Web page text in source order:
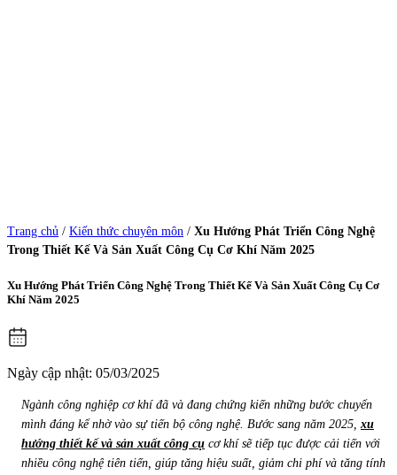
Trang chủ / Kiến thức chuyên môn / Xu Hướng Phát Triển Công Nghệ
Trong Thiết Kế Và Sản Xuất Công Cụ Cơ Khí Năm 2025
Xu Hướng Phát Triển Công Nghệ Trong Thiết Kế Và Sản Xuất Công Cụ Cơ
Khí Năm 2025
Ngày cập nhật: 05/03/2025
Ngành công nghiệp cơ khí đã và đang chứng kiến những bước chuyển
mình đáng kể nhờ vào sự tiến bộ công nghệ. Bước sang năm 2025, xu
hướng thiết kế và sản xuất công cụ cơ khí sẽ tiếp tục được cải tiến với
nhiều công nghệ tiên tiến, giúp tăng hiệu suất, giảm chi phí và tăng tính